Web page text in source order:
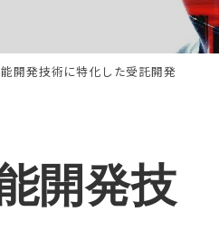
開発技術に特化した受託開発
開発技